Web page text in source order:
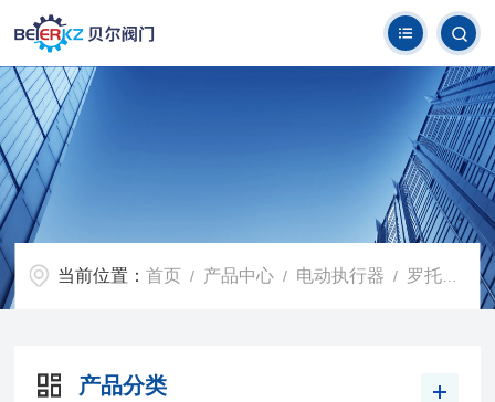
当前位置：首页 / 产品中心 / 电动执行器 / 罗托克电动执行器
产品分类